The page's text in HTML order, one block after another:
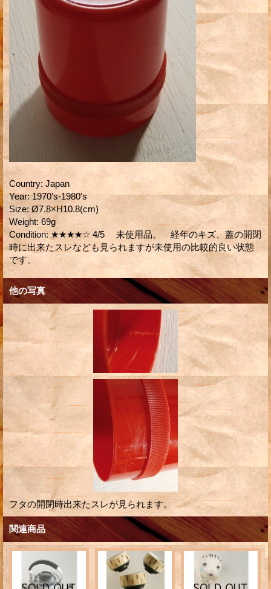
Country: Japan
Year: 1970's-1980's
Size: Ø7.8×H10.8(cm)
Weight: 69g
Condition: ★★★★☆ 4/5 未使用品。 経年のキズ、蓋の開閉
時に出来たスレなども見られますが未使用の比較的良い状態
です。
他の写真
フタの開閉時出来たスレが見られます。
関連商品